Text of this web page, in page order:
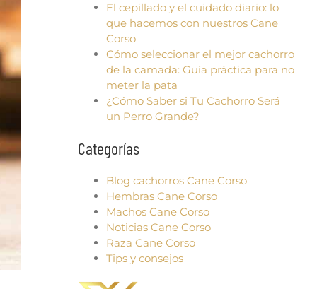
El cepillado y el cuidado diario: lo
que hacemos con nuestros Cane
Corso
Cómo seleccionar el mejor cachorro
de la camada: Guía práctica para no
meter la pata
¿Cómo Saber si Tu Cachorro Será
un Perro Grande?
Categorías
Blog cachorros Cane Corso
Hembras Cane Corso
Machos Cane Corso
Noticias Cane Corso
Raza Cane Corso
Tips y consejos